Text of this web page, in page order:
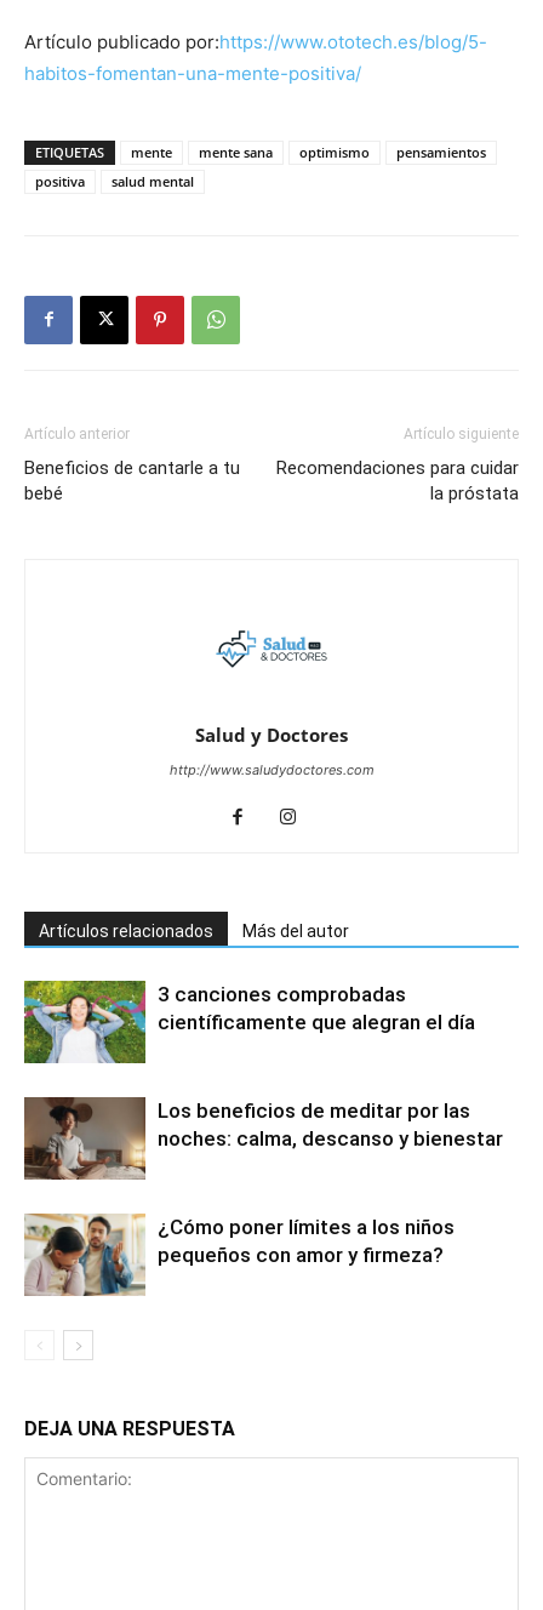
Artículo publicado por:https://www.ototech.es/blog/5-
habitos-fomentan-una-mente-positiva/
ETIQUETAS mente mente sana optimismo
pensamientos
positiva
salud mental
Artículo anterior
Beneficios de cantarle a tu
bebé
Artículo siguiente
Recomendaciones para cuidar
la próstata
Salud y Doctores
http://www.saludydoctores.com
Artículos relacionados Más del autor
3 canciones comprobadas
científicamente que alegran el día
Los beneficios de meditar por las
noches: calma, descanso y bienestar
¿Cómo poner límites a los niños
pequeños con amor y firmeza?
DEJA UNA RESPUESTA